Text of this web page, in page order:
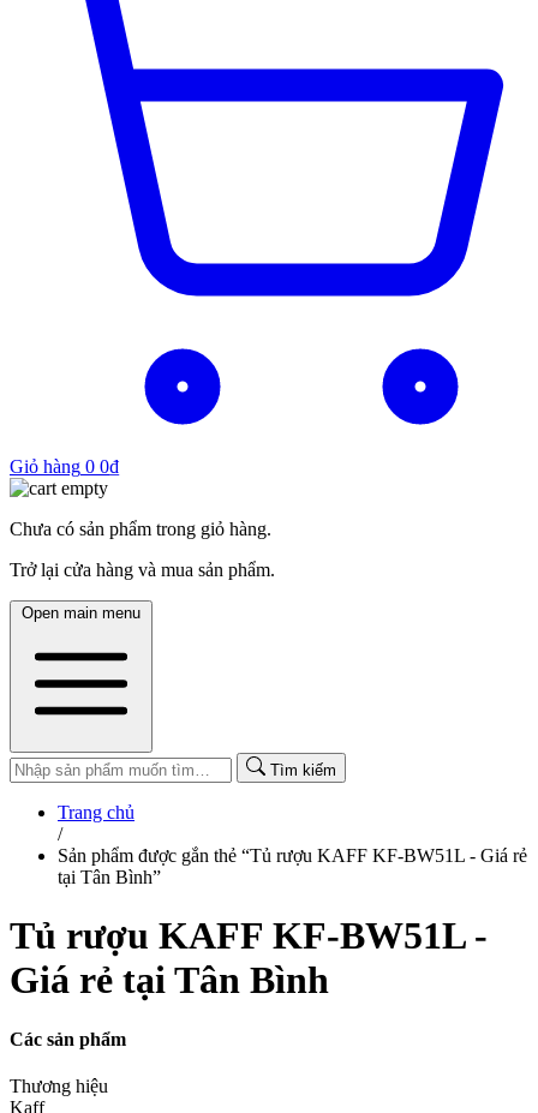
Giỏ hàng 0 0₫
Chưa có sản phẩm trong giỏ hàng.
Trở lại cửa hàng và mua sản phẩm.
Open main menu
Tìm kiếm
Trang chủ
/
Sản phẩm được gắn thẻ “Tủ rượu KAFF KF-BW51L - Giá rẻ
tại Tân Bình”
Tủ rượu KAFF KF-BW51L -
Giá rẻ tại Tân Bình
Các sản phẩm
Thương hiệu
Kaff